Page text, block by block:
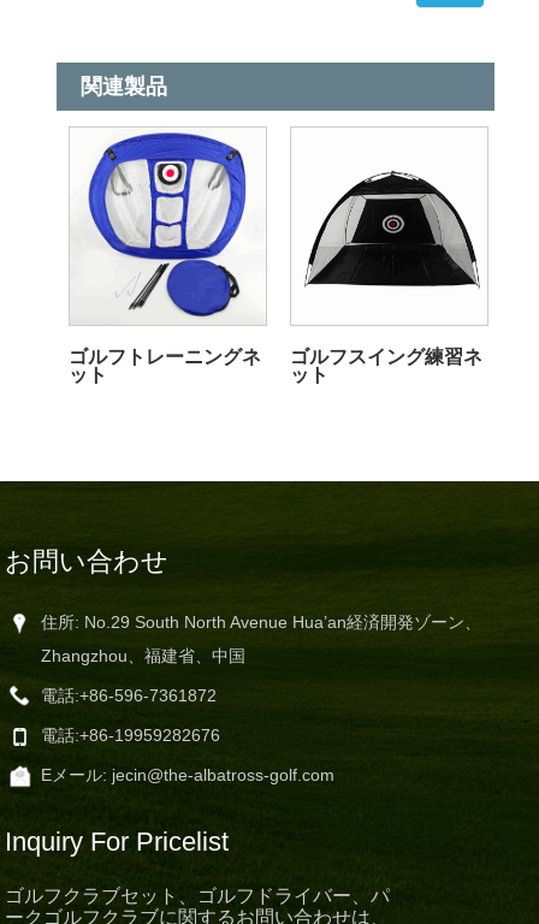
関連製品
ゴルフトレーニングネ
ット
ゴルフスイング練習ネ
ット
お問い合わせ
住所: No.29 South North Avenue Hua’an経済開発ゾーン、
Zhangzhou、福建省、中国
電話:+86-596-7361872
電話:+86-19959282676
Eメール: jecin@the-albatross-golf.com
Inquiry For Pricelist
ゴルフクラブセット、ゴルフドライバー、パ
ークゴルフクラブに関するお問い合わせは、